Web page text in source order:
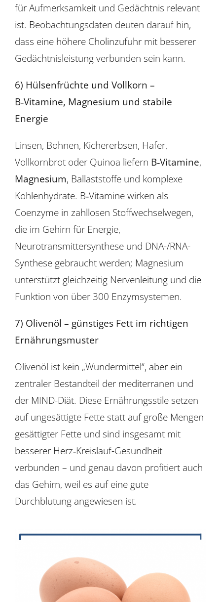
für Aufmerksamkeit und Gedächtnis relevant
ist. Beobachtungsdaten deuten darauf hin,
dass eine höhere Cholinzufuhr mit besserer
Gedächtnisleistung verbunden sein kann.
6) Hülsenfrüchte und Vollkorn –
B‑Vitamine, Magnesium und stabile
Energie
Linsen, Bohnen, Kichererbsen, Hafer,
Vollkornbrot oder Quinoa liefern B‑Vitamine,
Magnesium, Ballaststoffe und komplexe
Kohlenhydrate. B‑Vitamine wirken als
Coenzyme in zahllosen Stoffwechselwegen,
die im Gehirn für Energie,
Neurotransmittersynthese und DNA-/RNA-
Synthese gebraucht werden; Magnesium
unterstützt gleichzeitig Nervenleitung und die
Funktion von über 300 Enzymsystemen.
7) Olivenöl – günstiges Fett im richtigen
Ernährungsmuster
Olivenöl ist kein „Wundermittel“, aber ein
zentraler Bestandteil der mediterranen und
der MIND-Diät. Diese Ernährungsstile setzen
auf ungesättigte Fette statt auf große Mengen
gesättigter Fette und sind insgesamt mit
besserer Herz‑Kreislauf-Gesundheit
verbunden – und genau davon profitiert auch
das Gehirn, weil es auf eine gute
Durchblutung angewiesen ist.